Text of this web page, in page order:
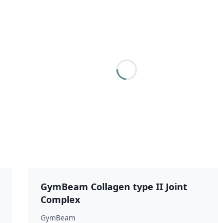
GymBeam Collagen type II Joint
Complex
GymBeam